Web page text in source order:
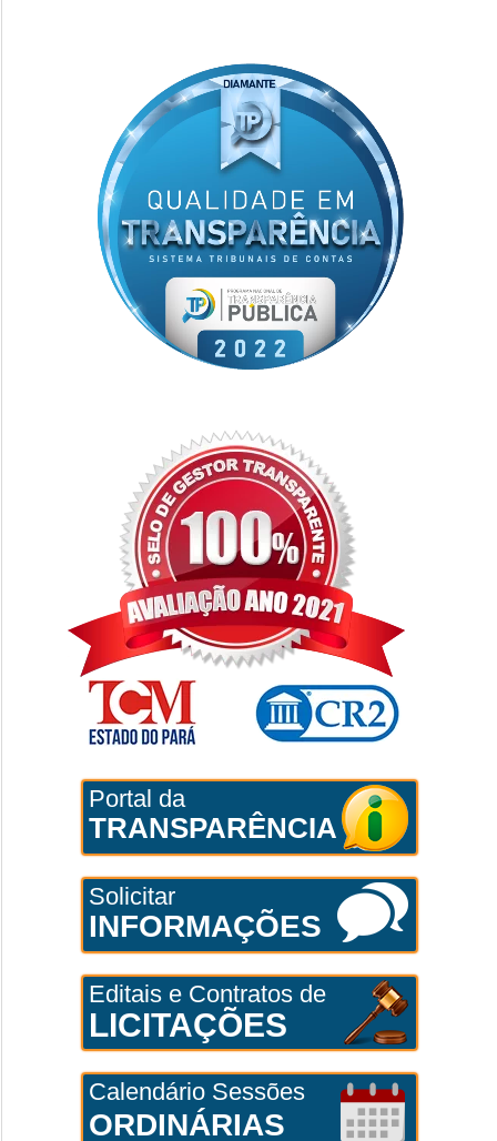
Portal da
TRANSPARÊNCIA
Solicitar
INFORMAÇÕES
Editais e Contratos de
LICITAÇÕES
Calendário Sessões
ORDINÁRIAS